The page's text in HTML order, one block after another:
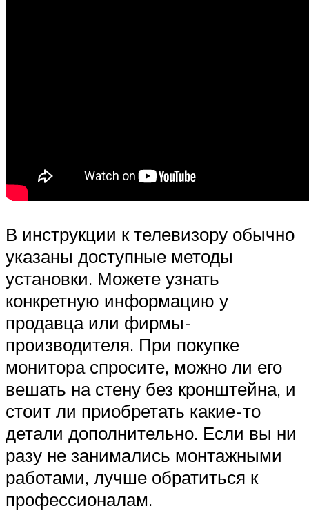
В инструкции к телевизору обычно
указаны доступные методы
установки. Можете узнать
конкретную информацию у
продавца или фирмы-
производителя. При покупке
монитора спросите, можно ли его
вешать на стену без кронштейна, и
стоит ли приобретать какие-то
детали дополнительно. Если вы ни
разу не занимались монтажными
работами, лучше обратиться к
профессионалам.